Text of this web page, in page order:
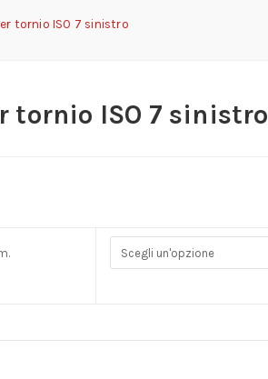
tornio ISO 7 sinistro
tornio ISO 7 sinistro